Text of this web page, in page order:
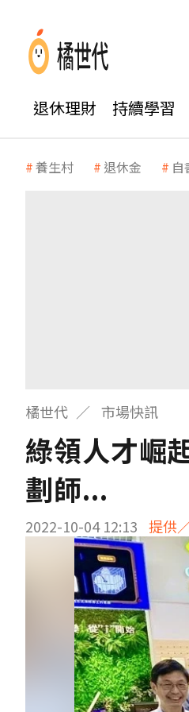
退休理財 持續學習
養生村 退休金 自
橘世代 市場快訊
綠領人才崛
劃師...
2022-10-04 12:13 提供